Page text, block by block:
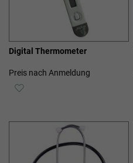
Digital Thermometer
Preis nach Anmeldung
ZUR
HINZUFÜGEN